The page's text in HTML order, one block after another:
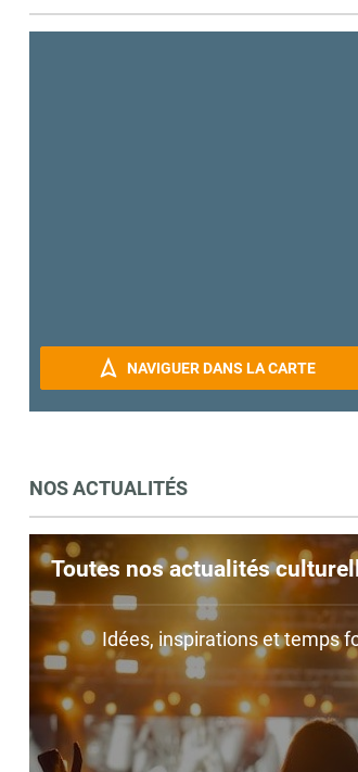
NAVIGUER DANS LA CARTE
NOS ACTUALITÉS
Toutes nos actualités
Idées, inspirations et temps